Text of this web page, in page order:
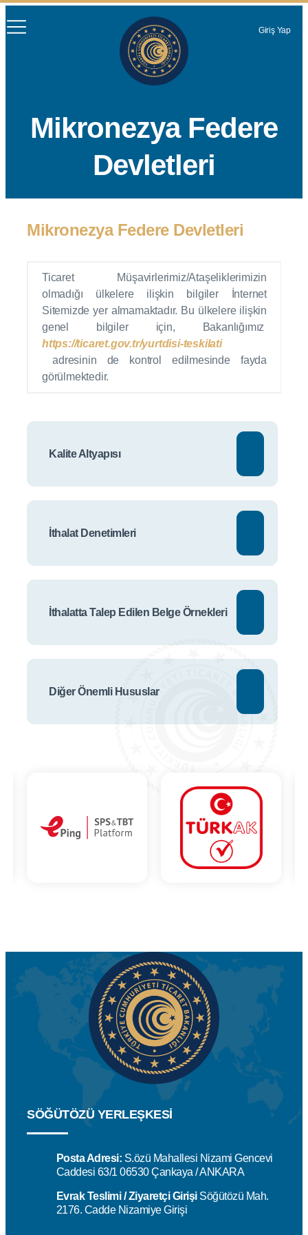
Giriş Yap
Mikronezya Federe
Devletleri
Kalite Altyapısı
İthalat Denetimleri
İthalatta Talep Edilen Belge Örnekleri
Diğer Önemli Hususlar
Mikronezya Federe Devletleri
Ticaret Müşavirlerimiz/Ataşeliklerimizin
olmadığı ülkelere ilişkin bilgiler İnternet
Sitemizde yer almamaktadır. Bu ülkelere ilişkin
genel bilgiler için,
Bakanlığımız
https://ticaret.gov.tr/yurtdisi-teskilati
adresinin de kontrol edilmesinde fayda
görülmektedir.
SÖĞÜTÖZÜ YERLEŞKESİ
Posta Adresi: S.özü Mahallesi Nizami Gencevi
Caddesi 63/1 06530 Çankaya / ANKARA
Evrak Teslimi / Ziyaretçi GirişiSöğütözü Mah.
2176. Cadde Nizamiye Girişi